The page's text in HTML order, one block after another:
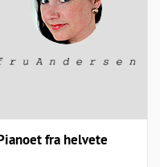
fra helvete